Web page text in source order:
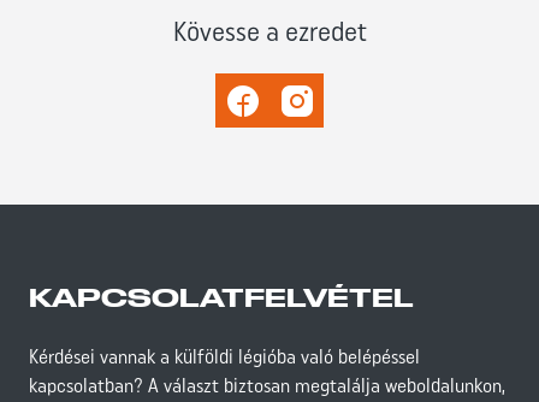
Kövesse a ezredet
FacebookInstagram
KAPCSOLATFELVÉTEL
Kérdései vannak a külföldi légióba való belépéssel
kapcsolatban? A választ biztosan megtalálja weboldalunkon,